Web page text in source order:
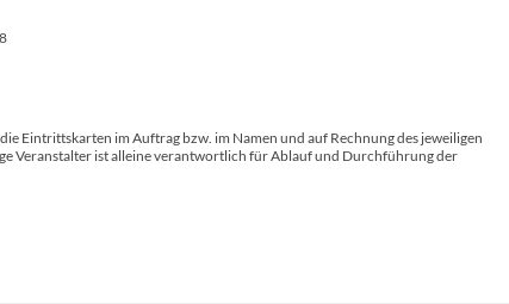
Eintrittskarten im Auftrag bzw. im Namen und auf Rechnung des jeweiligen
Veranstalter ist alleine verantwortlich für Ablauf und Durchführung der